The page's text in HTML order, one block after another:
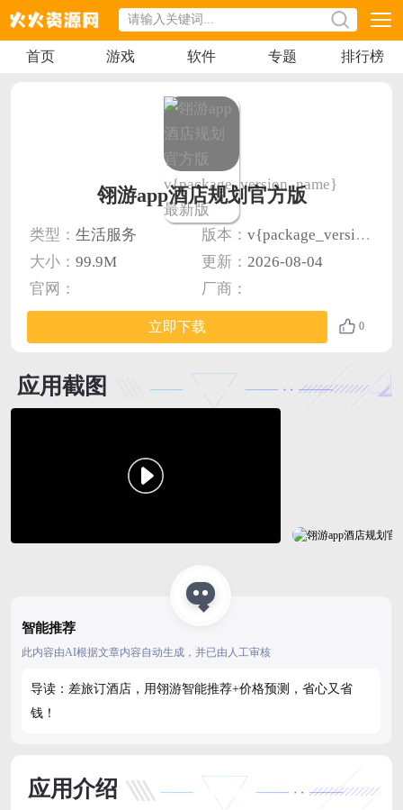
首页 游戏 软件 专题 排行榜
翎游app酒店规划官方版
类型： 生活服务 版本： v{package_version_name} 最新版
大小： 99.9M 更新： 2026-08-04
官网：
厂商：
立即下载 0
应用截图
智能推荐
此内容由AI根据文章内容自动生成，并已由人工审核
导读：差旅订酒店，用翎游智能推荐+价格预测，省心又省
钱！
应用介绍